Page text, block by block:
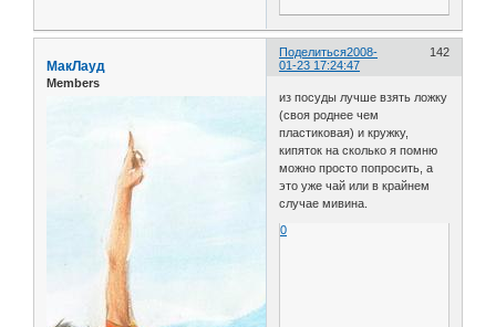
Поделиться 142
2008-
01-23 17:24:47
МакЛауд
Members
из посуды лучше взять ложку
(своя роднее чем
пластиковая) и кружку,
кипяток на сколько я помню
можно просто попросить, а
это уже чай или в крайнем
случае мивина.
0